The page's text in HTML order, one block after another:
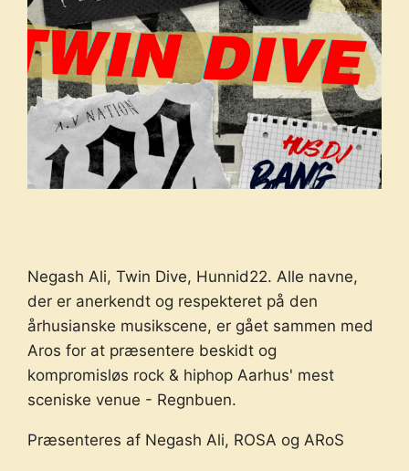
Negash Ali, Twin Dive, Hunnid22. Alle navne,
der er anerkendt og respekteret på den
århusianske musikscene, er gået sammen med
Aros for at præsentere beskidt og
kompromisløs rock & hiphop Aarhus' mest
sceniske venue - Regnbuen.
Præsenteres af Negash Ali, ROSA og ARoS